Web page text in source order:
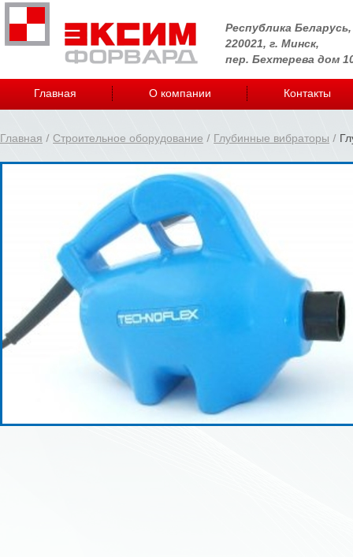
Республика Беларусь,
220021, г. Минск,
пер. Бехтерева дом
Главная О компании Контакты
Главная Строительное оборудование Глубинные вибраторы